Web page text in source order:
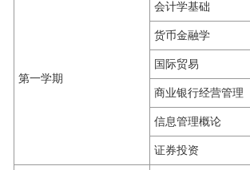
第一学期
会计学基础
货币金融学
国际贸易
商业银行经营管理
信息管理概论
证券投资